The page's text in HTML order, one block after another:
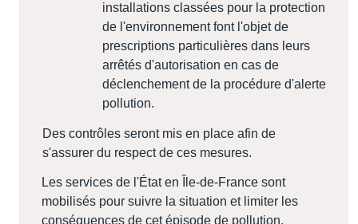
installations classées pour la protection
de l'environnement font l'objet de
prescriptions particulières dans leurs
arrêtés d'autorisation en cas de
déclenchement de la procédure d'alerte
pollution.
Des contrôles seront mis en place afin de
s'assurer du respect de ces mesures.
Les services de l'État en Île-de-France sont
mobilisés pour suivre la situation et limiter les
conséquences de cet épisode de pollution.